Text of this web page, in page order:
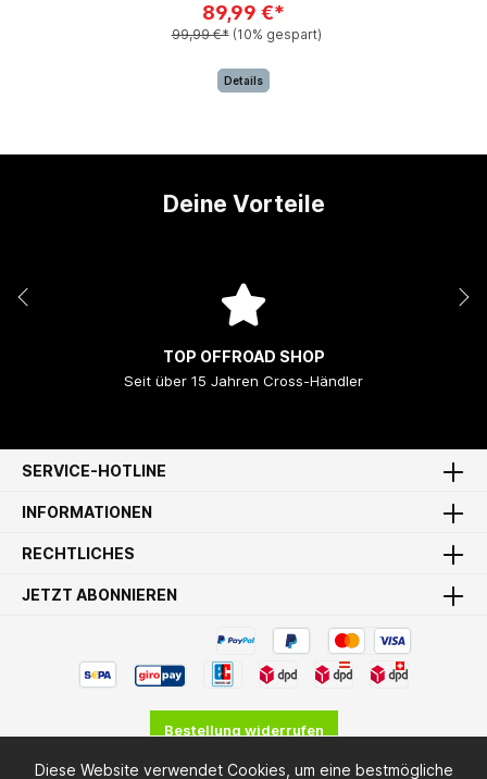
89,99 €*
99,99 €* (10% gespart)
Details
Deine Vorteile
TOP OFFROAD SHOP
Seit über 15 Jahren Cross-Händler
SERVICE-HOTLINE
INFORMATIONEN
RECHTLICHES
JETZT ABONNIEREN
Bestellung widerrufen
Diese Website verwendet Cookies, um eine bestmögliche